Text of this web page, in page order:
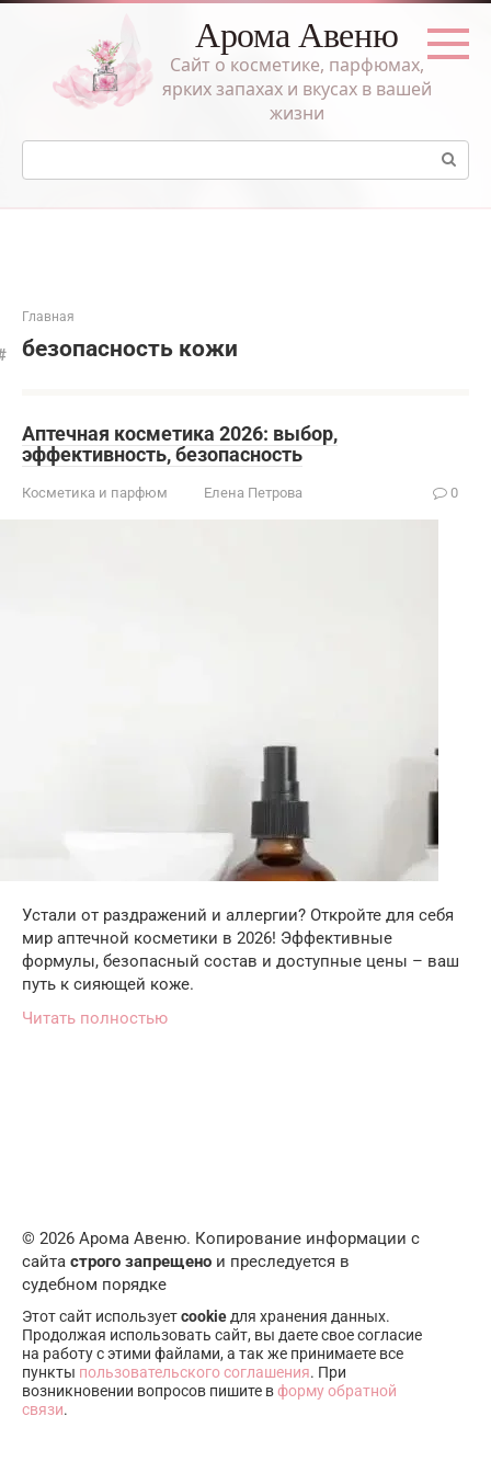
Перейти
Арома Авеню
Сайт о косметике, парфюмах,
ярких запахах и вкусах в вашей
жизни
Поиск:
Главная
безопасность кожи
Аптечная косметика 2026: выбор,
эффективность, безопасность
Косметика и парфюм Елена Петрова 0
Устали от раздражений и аллергии? Откройте для себя
мир аптечной косметики в 2026! Эффективные
формулы, безопасный состав и доступные цены – ваш
путь к сияющей коже.
Читать полностью
© 2026 Арома Авеню. Копирование информации с
сайта строго запрещено и преследуется в
судебном порядке
Этот сайт используетcookie для хранения данных.
Продолжая использовать сайт, вы даете свое согласие
на работу с этими файлами, а так же принимаете все
пункты пользовательского соглашения. При
возникновении вопросов пишите вформу обратной
связи.